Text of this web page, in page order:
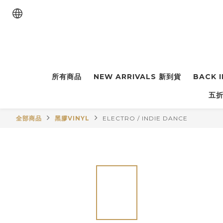
所有商品 NEW ARRIVALS 新到貨 BACK
五
全部商品 黑膠VINYL ELECTRO / INDIE DANCE